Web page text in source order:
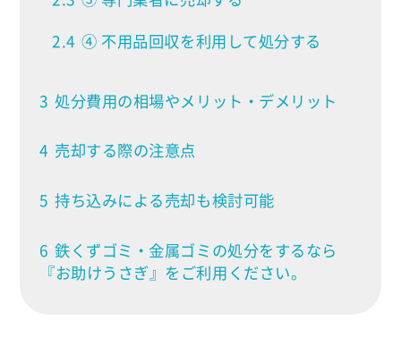
2.4 ④ 不用品回収を利用して処分する
3 処分費用の相場やメリット・デメリット
4 売却する際の注意点
5 持ち込みによる売却も検討可能
6 鉄くずゴミ・金属ゴミの処分をするなら
『お助けうさぎ』をご利用ください。